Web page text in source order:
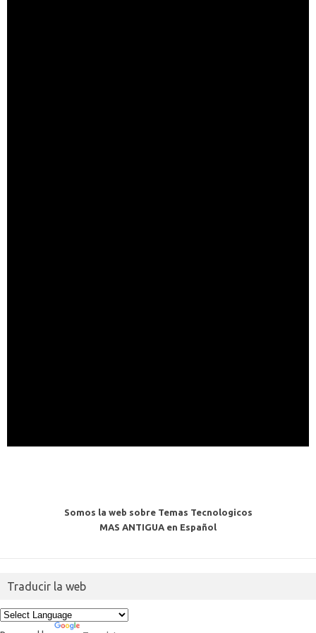
Somos la web sobre Temas Tecnologicos
MAS ANTIGUA en Español
Traducir la web